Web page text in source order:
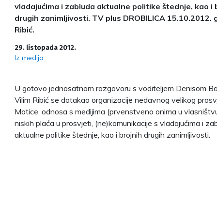
vladajućima i zabluda aktualne politike štednje, kao i
drugih zanimljivosti. TV plus DROBILICA 15.10.2012.
Ribić.
29. listopada 2012.
Iz medija
U gotovo jednosatnom razgovoru s voditeljem Denisom
Vilim Ribić se dotakao organizacije nedavnog velikog
Matice, odnosa s medijima (prvenstveno onima u
niskih plaća u prosvjeti, (ne)komunikacije s vladajućima i
aktualne politike štednje, kao i brojnih drugih zanimljivosti.